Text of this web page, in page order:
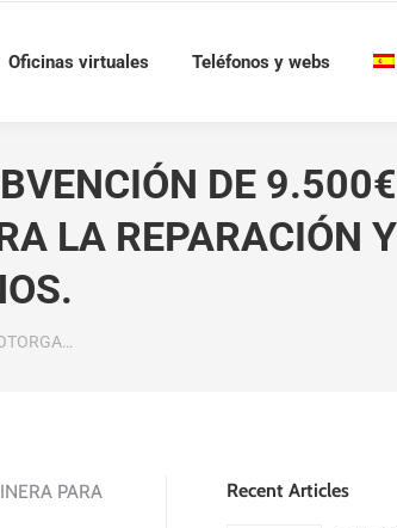
Oficinas virtuales Teléfonos y webs
DE
LA REPARACIÓN Y
PARA
Recent Articles